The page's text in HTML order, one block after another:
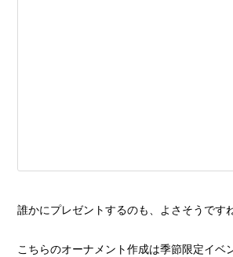
誰かにプレゼントするのも、よさそうです
こちらのオーナメント作成は季節限定イベ